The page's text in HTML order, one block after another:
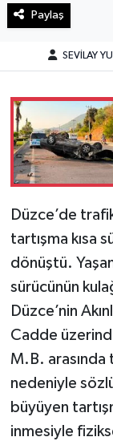
Paylaş
SEVİLAY
Düzce’de
tartışma kısa
dönüştü.
sürücünün
Düzce’nin
Cadde
M.B.
nedeniyle
büyüyen
inmesiyle
Spor
Teknoloji